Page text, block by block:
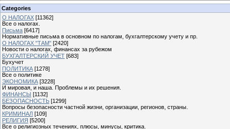
Categories
О НАЛОГАХ [11362]
Все о налогах.
Письма [6417]
Нормативные письма в основном по налогам, бухгалтерскому учету и пр.
О НАЛОГАХ "ТАМ" [2420]
Новости о налогах, финансах за рубежом
БУХГАЛТЕРСКИЙ УЧЕТ [683]
Бухучет
ПОЛИТИКА [1278]
Все о политике
ЭКОНОМИКА [3228]
И мировая, и наша. Проблемы и их решения.
ФИНАНСЫ [1132]
БЕЗОПАСНОСТЬ [1299]
Вопросы безопасности частной жизни, организации, регионов, страны.
КРИМИНАЛ [109]
РЕЛИГИЯ [5200]
Все о религиозных течениях, плюсы, минусы, критика.